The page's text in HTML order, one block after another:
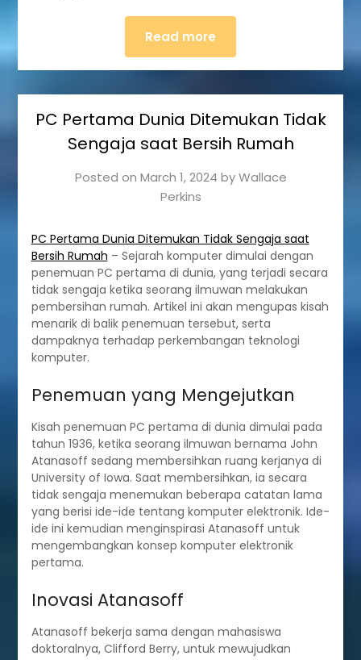
Read more
PC Pertama Dunia Ditemukan Tidak
Sengaja saat Bersih Rumah
Posted on March 1, 2024 byWallace
Perkins
PC Pertama Dunia Ditemukan Tidak Sengaja saat
Bersih Rumah – Sejarah komputer dimulai dengan
penemuan PC pertama di dunia, yang terjadi secara
tidak sengaja ketika seorang ilmuwan melakukan
pembersihan rumah. Artikel ini akan mengupas kisah
menarik di balik penemuan tersebut, serta
dampaknya terhadap perkembangan teknologi
komputer.
Penemuan yang Mengejutkan
Kisah penemuan PC pertama di dunia dimulai pada
tahun 1936, ketika seorang ilmuwan bernama John
Atanasoff sedang membersihkan ruang kerjanya di
University of Iowa. Saat membersihkan, ia secara
tidak sengaja menemukan beberapa catatan lama
yang berisi ide-ide tentang komputer elektronik. Ide-
ide ini kemudian menginspirasi Atanasoff untuk
mengembangkan konsep komputer elektronik
pertama.
Inovasi Atanasoff
Atanasoff bekerja sama dengan mahasiswa
doktoralnya, Clifford Berry, untuk mewujudkan